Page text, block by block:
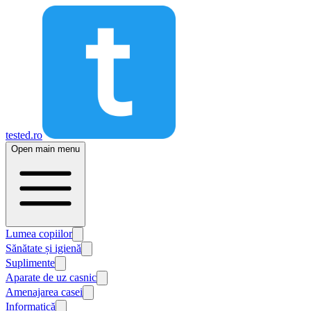
tested.ro
Open main menu
Lumea copiilor
Sănătate și igienă
Suplimente
Aparate de uz casnic
Amenajarea casei
Informatică